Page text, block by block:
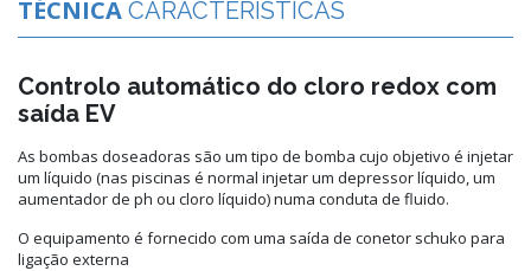
TÉCNICA CARACTERÍSTICAS
Controlo automático do cloro redox com
saída EV
As bombas doseadoras são um tipo de bomba cujo objetivo é injetar
um líquido (nas piscinas é normal injetar um depressor líquido, um
aumentador de ph ou cloro líquido) numa conduta de fluido.
O equipamento é fornecido com uma saída de conetor schuko para
ligação externa